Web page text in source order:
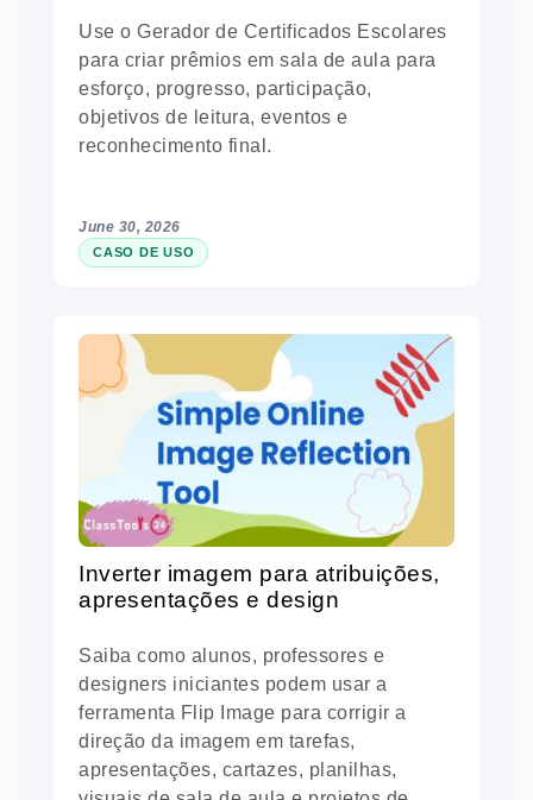
Use o Gerador de Certificados Escolares
para criar prêmios em sala de aula para
esforço, progresso, participação,
objetivos de leitura, eventos e
reconhecimento final.
June 30, 2026
CASO DE USO
Inverter imagem para atribuições,
apresentações e design
Saiba como alunos, professores e
designers iniciantes podem usar a
ferramenta Flip Image para corrigir a
direção da imagem em tarefas,
apresentações, cartazes, planilhas,